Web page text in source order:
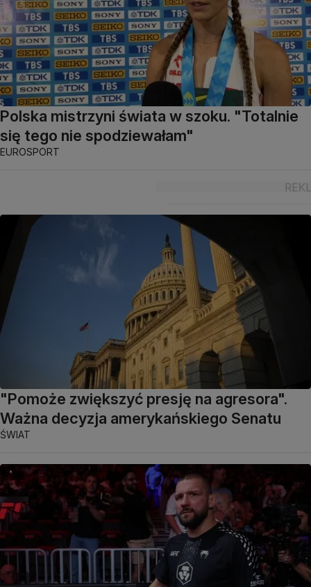
Polska mistrzyni świata w szoku. "Totalnie
się tego nie spodziewałam"
EUROSPORT
"Pomoże zwiększyć presję na agresora".
Ważna decyzja amerykańskiego Senatu
ŚWIAT